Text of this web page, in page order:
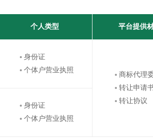
个人类型 平台提供
身份证
个体户营业执照
商标代理
转让申请
转让协议
身份证
个体户营业执照